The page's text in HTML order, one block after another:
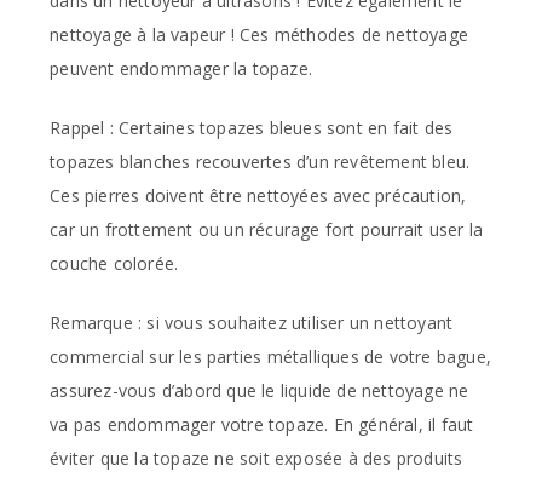
nettoyage à la vapeur ! Ces méthodes de nettoyage
peuvent endommager la topaze.
Rappel : Certaines topazes bleues sont en fait des
topazes blanches recouvertes d’un revêtement bleu.
Ces pierres doivent être nettoyées avec précaution,
car un frottement ou un récurage fort pourrait user la
couche colorée.
Remarque : si vous souhaitez utiliser un nettoyant
commercial sur les parties métalliques de votre bague,
assurez-vous d’abord que le liquide de nettoyage ne
va pas endommager votre topaze. En général, il faut
éviter que la topaze ne soit exposée à des produits